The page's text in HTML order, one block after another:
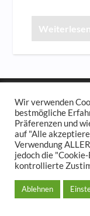
Weiterlesen
Impressum
Wir verwenden
bestmögliche
Präferenzen und
auf "Alle
Verwendung
jedoch die
kontrollierte
Ablehnen